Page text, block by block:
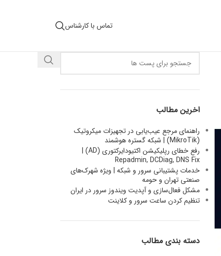
تماس با کارشناس
اخرین مطالب
راهنمای مرجع عیب‌یابی در تجهیزات میکروتیک
(MikroTik) | شبکه گستره هوشمند
رفع خطای رپلیکیشن اکتیودایرکتوری (AD) |
Repadmin, DCDiag, DNS Fix
خدمات پشتیبانی سرور و شبکه | ویژه شهرک‌های
صنعتی تهران و حومه
مشکل فعال‌سازی و آپدیت ویندوز سرور در ایران
تنظیم کردن ساعت سرور و کلاینت
دسته بندی مطالب